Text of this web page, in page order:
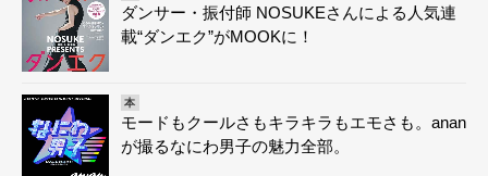
ダンサー・振付師 NOSUKEさんによる人気連
載“ダンエク”がMOOKに！
本
モードもクールさもキラキラもエモさも。anan
が撮るなにわ男子の魅力全部。